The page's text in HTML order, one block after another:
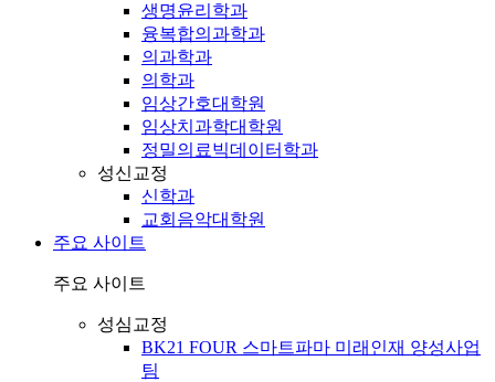
생명윤리학과
융복합의과학과
의과학과
의학과
임상간호대학원
임상치과학대학원
정밀의료빅데이터학과
성신교정
신학과
교회음악대학원
주요 사이트
주요 사이트
성심교정
BK21 FOUR 스마트파마 미래인재 양성사업
팀